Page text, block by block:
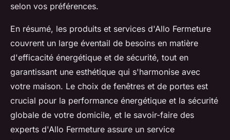
selon vos préférences.
En résumé, les produits et services d'Allo Fermeture
couvrent un large éventail de besoins en matière
d'efficacité énergétique et de sécurité, tout en
garantissant une esthétique qui s'harmonise avec
votre maison. Le choix de fenêtres et de portes est
crucial pour la performance énergétique et la sécurité
globale de votre domicile, et le savoir-faire des
experts d'Allo Fermeture assure un service